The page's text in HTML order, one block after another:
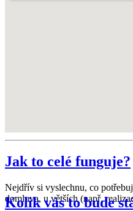
Jak to celé funguje?
Nejdřív si vyslechnu, co
domluva, u větších (např.
Kolik vás to bude